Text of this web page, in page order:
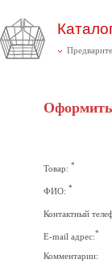
Оформить
Товар: *
ФИО: *
Контактный
E-mail адрес:*
Комментарии: